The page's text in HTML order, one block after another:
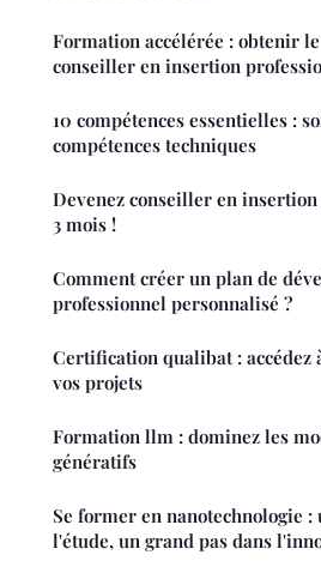
Formation accélérée : obtenir
conseiller en insertion
10 compétences essentielles :
compétences techniques
Devenez conseiller en
3 mois !
Comment créer un plan de
professionnel personnalisé ?
Certification qualibat : accédez
vos projets
Formation llm : dominez les
génératifs
Se former en nanotechnologie :
l'étude, un grand pas dans